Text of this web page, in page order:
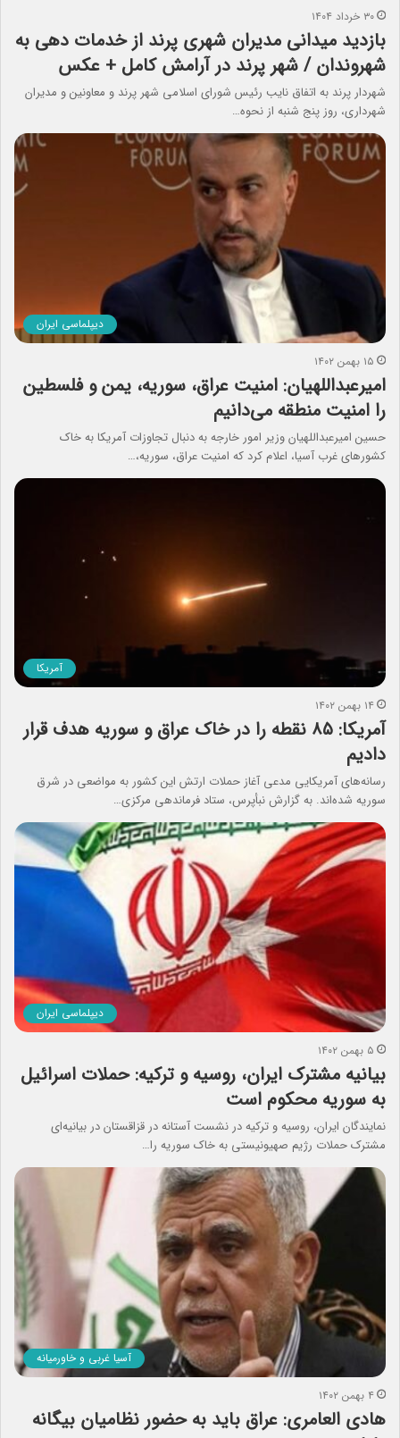
۳۰ خرداد ۱۴۰۴
بازدید میدانی مدیران شهری پرند از خدمات دهی به
شهروندان / شهر پرند در آرامش کامل + عکس
شهردار پرند به اتفاق نایب رئیس شورای اسلامی شهر پرند و معاونین و مدیران
شهرداری، روز پنج شنبه از نحوه…
دیپلماسی ایران
۱۵ بهمن ۱۴۰۲
امیرعبداللهیان: امنیت عراق، سوریه، یمن و فلسطین
را امنیت منطقه می‌دانیم
حسین امیرعبداللهیان وزیر امور خارجه به دنبال تجاوزات آمریکا به خاک
کشورهای غرب آسیا، اعلام کرد که امنیت عراق، سوریه،…
آمریکا
۱۴ بهمن ۱۴۰۲
آمریکا: ۸۵ نقطه را در خاک عراق و سوریه هدف قرار
دادیم
رسانه‌های آمریکایی مدعی آغاز حملات ارتش این کشور به مواضعی در شرق
سوریه شده‌اند. به گزارش نبأپرس، ستاد فرماندهی مرکزی…
دیپلماسی ایران
۵ بهمن ۱۴۰۲
بیانیه مشترک ایران، روسیه و ترکیه: حملات اسرائیل
به سوریه محکوم است
نمایندگان ایران، روسیه و ترکیه در نشست آستانه در قزاقستان در بیانیه‌ای
مشترک حملات رژیم صهیونیستی به خاک سوریه را…
آسیا غربی و خاورمیانه
۴ بهمن ۱۴۰۲
هادی العامری: عراق باید به حضور نظامیان بیگانه